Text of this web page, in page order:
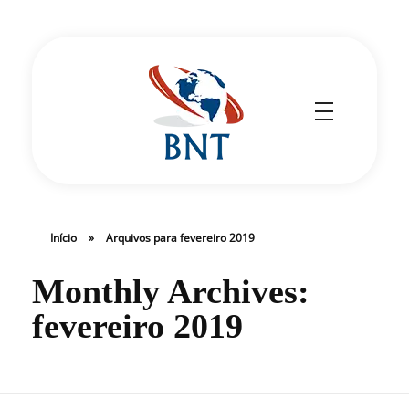
Início » Arquivos para fevereiro 2019
Monthly Archives:
fevereiro 2019